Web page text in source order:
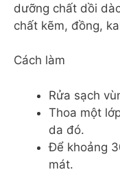
dưỡng chất dồi
chất kẽm, đồng,
Cách làm
Rửa sạch
Thoa một
da đó.
Để khoảng
mát.